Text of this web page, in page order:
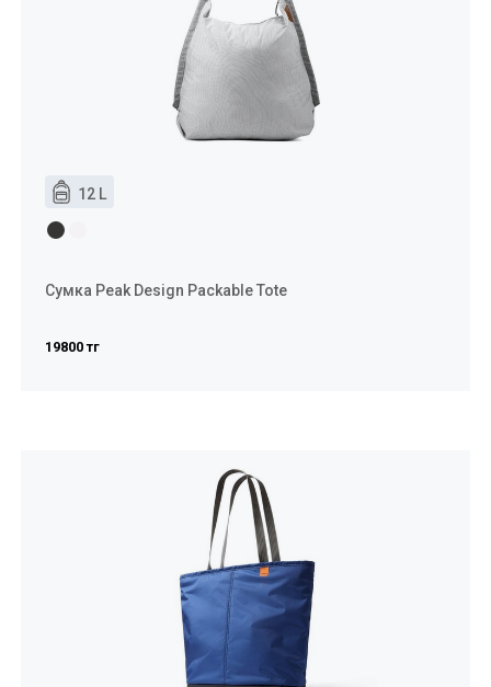
12 L
Сумка Peak Design Packable Tote
19800 тг